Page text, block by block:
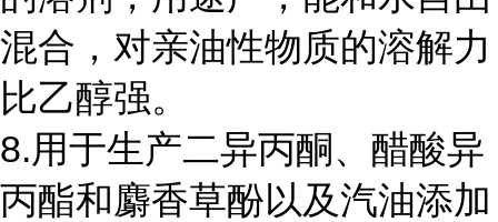
混合，对亲油性物质的溶解力
比乙醇强。
8.用于生产二异丙酮、醋酸异
丙酯和麝香草酚以及汽油添加